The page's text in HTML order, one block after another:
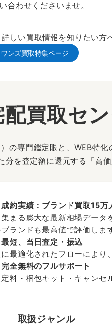
合わせくださいませ。
詳しい買取情報を知りたい方
ワンズ買取特集ページ
買取セ
の専門鑑定眼と、WEB特化
を査定額に還元する「高価
成約実績：ブランド買取15万
まる膨大な最新相場データ
ランドも最高値で評価しま
最短、当日査定・振込
最適化されたフローにより
完全無料のフルサポート
料・梱包キット・キャンセ
取扱ジャンル